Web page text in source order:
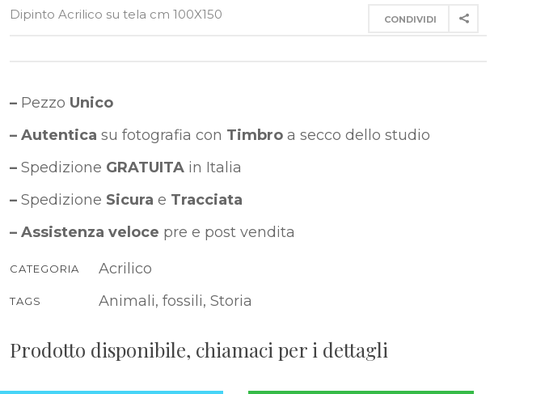
CONDIVIDI
Dipinto Acrilico su tela cm 100X150
– Pezzo Unico
– Autentica su fotografia con Timbro a secco dello studio
– Spedizione GRATUITA in Italia
– Spedizione Sicura e Tracciata
– Assistenza veloce pre e post vendita
CATEGORIA Acrilico
TAGS Animali, fossili, Storia
Prodotto disponibile, chiamaci per i dettagli